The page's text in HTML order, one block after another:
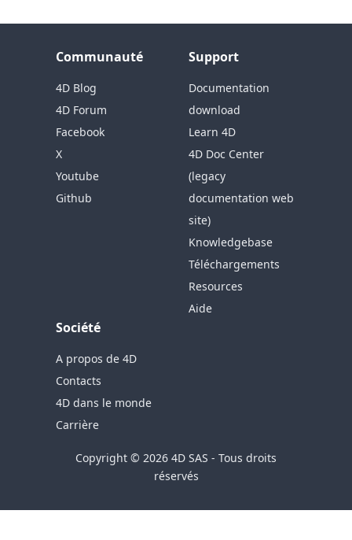
Communauté
4D Blog
4D Forum
Facebook
X
Youtube
Github
Support
Documentation
download
Learn 4D
4D Doc Center
(legacy
documentation web
site)
Knowledgebase
Téléchargements
Resources
Aide
Société
A propos de 4D
Contacts
4D dans le monde
Carrière
Copyright © 2026 4D SAS - Tous droits
réservés